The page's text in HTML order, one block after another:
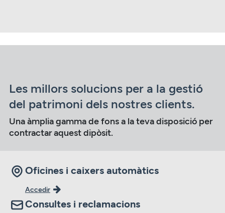
Les millors solucions per a la gestió
del patrimoni dels nostres clients.
Una àmplia gamma de fons a la teva disposició per
contractar aquest dipòsit.
Oficines i caixers automàtics
Accedir
Consultes i reclamacions